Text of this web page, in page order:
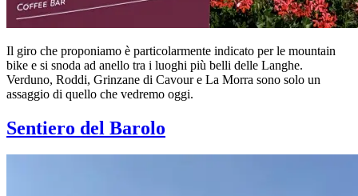
Il giro che proponiamo è particolarmente indicato per le mountain
bike e si snoda ad anello tra i luoghi più belli delle Langhe.
Verduno, Roddi, Grinzane di Cavour e La Morra sono solo un
assaggio di quello che vedremo oggi.
Sentiero del Barolo